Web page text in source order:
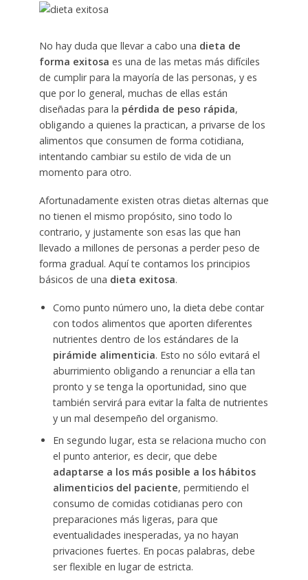
No hay duda que llevar a cabo una dieta de
forma exitosa es una de las metas más difíciles
de cumplir para la mayoría de las personas, y es
que por lo general, muchas de ellas están
diseñadas para la pérdida de peso rápida,
obligando a quienes la practican, a privarse de los
alimentos que consumen de forma cotidiana,
intentando cambiar su estilo de vida de un
momento para otro.
Afortunadamente existen otras dietas alternas que
no tienen el mismo propósito, sino todo lo
contrario, y justamente son esas las que han
llevado a millones de personas a perder peso de
forma gradual. Aquí te contamos los principios
básicos de una dieta exitosa.
Como punto número uno, la dieta debe contar
con todos alimentos que aporten diferentes
nutrientes dentro de los estándares de la
pirámide alimenticia. Esto no sólo evitará el
aburrimiento obligando a renunciar a ella tan
pronto y se tenga la oportunidad, sino que
también servirá para evitar la falta de nutrientes
y un mal desempeño del organismo.
En segundo lugar, esta se relaciona mucho con
el punto anterior, es decir, que debe
adaptarse a los más posible a los hábitos
alimenticios del paciente, permitiendo el
consumo de comidas cotidianas pero con
preparaciones más ligeras, para que
eventualidades inesperadas, ya no hayan
privaciones fuertes. En pocas palabras, debe
ser flexible en lugar de estricta.